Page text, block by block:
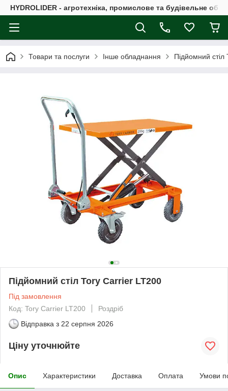
HYDROLIDER - агротехніка, промислове та будівельне
Товари та послуги Інше обладнання Підйомний
Підйомний стіл Tory Carrier LT200
Під замовлення
Код: Tory Carrier LT200
Роздріб
Відправка з 22 серпня 2026
Ціну уточнюйте
Опис Характеристики Доставка Оплата Умови